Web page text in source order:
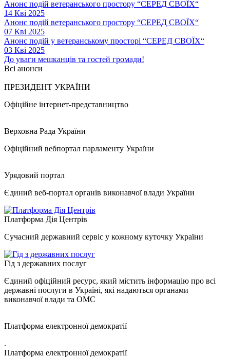
Анонс подій ветеранського простору “СЕРЕД СВОЇХ“
14 Кві 2025
Анонс подій ветеранського простору “СЕРЕД СВОЇХ“
07 Кві 2025
Анонс подій у ветеранському просторі “СЕРЕД СВОЇХ“
03 Кві 2025
До уваги мешканців та гостей громади!
Всі анонси
ПРЕЗИДЕНТ УКРАЇНИ
Офіційне інтернет-представництво
Верховна Рада України
Офіційний вебпортал парламенту України
Урядовий портал
Єдиний веб-портал органів виконавчої влади України
Платформа Дія Центрів
Сучасний державний сервіс у кожному куточку України
Гід з державних послуг
Єдиний офіційний ресурс, який містить інформацію про всі
державні послуги в Україні, які надаються органами
виконавчої влади та ОМС
Платформа електронної демократії
.
Платформа електронної демократії